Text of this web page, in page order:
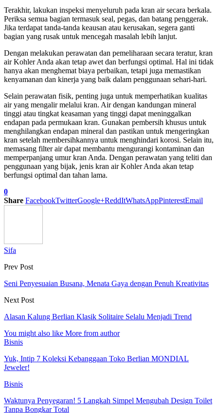
Terakhir, lakukan inspeksi menyeluruh pada kran air secara berkala.
Periksa semua bagian termasuk seal, pegas, dan batang penggerak.
Jika terdapat tanda-tanda keausan atau kerusakan, segera ganti
bagian yang rusak untuk mencegah masalah lebih lanjut.
Dengan melakukan perawatan dan pemeliharaan secara teratur, kran
air Kohler Anda akan tetap awet dan berfungsi optimal. Hal ini tidak
hanya akan menghemat biaya perbaikan, tetapi juga memastikan
kenyamanan dan kinerja yang baik dalam penggunaan sehari-hari.
Selain perawatan fisik, penting juga untuk memperhatikan kualitas
air yang mengalir melalui kran. Air dengan kandungan mineral
tinggi atau tingkat keasaman yang tinggi dapat meninggalkan
endapan pada permukaan kran. Gunakan pembersih khusus untuk
menghilangkan endapan mineral dan pastikan untuk mengeringkan
kran setelah membersihkannya untuk menghindari korosi. Selain itu,
memasang filter air dapat membantu mengurangi kontaminan dan
memperpanjang umur kran Anda. Dengan perawatan yang teliti dan
penggunaan yang bijak, jenis kran air Kohler Anda akan tetap
berfungsi optimal dan tahan lama.
0
Share FacebookTwitterGoogle+ReddItWhatsAppPinterestEmail
Sifa
Prev Post
Seni Penyesuaian Busana, Menata Gaya dengan Penuh Kreativitas
Next Post
Alasan Kalung Berlian Klasik Solitaire Selalu Menjadi Trend
You might also like More from author
Bisnis
Yuk, Intip 7 Koleksi Kebanggaan Toko Berlian MONDIAL
Jeweler!
Bisnis
Waktunya Penyegaran! 5 Langkah Simpel Mengubah Design Toilet
Tanpa Bongkar Total